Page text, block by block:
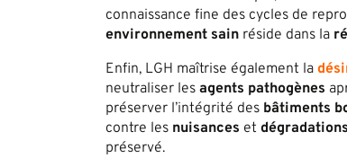
connaissance fine des cycles de
environnement sain réside dans la
Enfin, LGH maîtrise également la
neutraliser les agents pathogènes
préserver l’intégrité des bâtiments
contre les nuisances et dégradations
préservé.